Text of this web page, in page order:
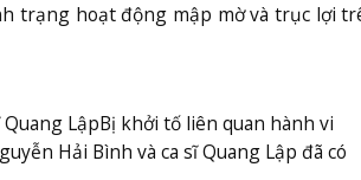
trạng hoạt động mập mờ và trục lợi
LậpBị khởi tố liên quan hành vi
Hải Bình và ca sĩ Quang Lập đã có